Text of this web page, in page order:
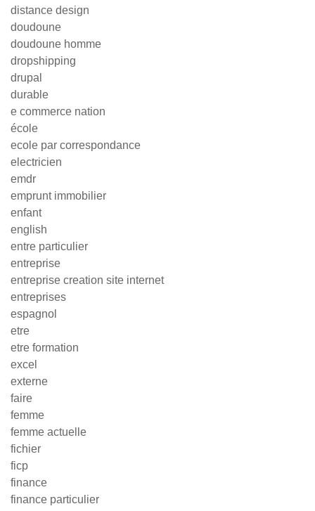
distance design
doudoune
doudoune homme
dropshipping
drupal
durable
e commerce nation
école
ecole par correspondance
electricien
emdr
emprunt immobilier
enfant
english
entre particulier
entreprise
entreprise creation site internet
entreprises
espagnol
etre
etre formation
excel
externe
faire
femme
femme actuelle
fichier
ficp
finance
finance particulier